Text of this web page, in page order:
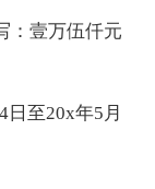
壹万伍仟元
至20x年5月